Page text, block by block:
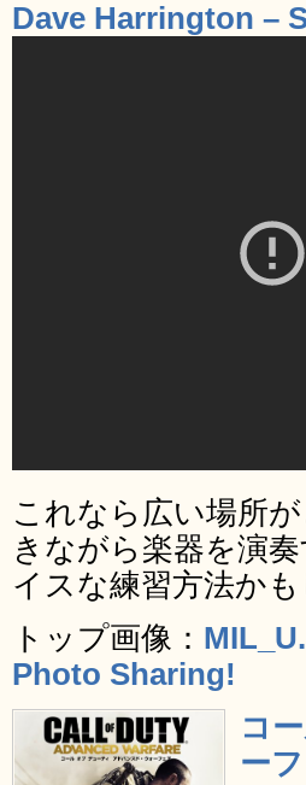
Dave Harrington –
これなら広い場所
きながら楽器を演
イスな練習方法かも
トップ画像：
Photo Sharing!
コ
ー